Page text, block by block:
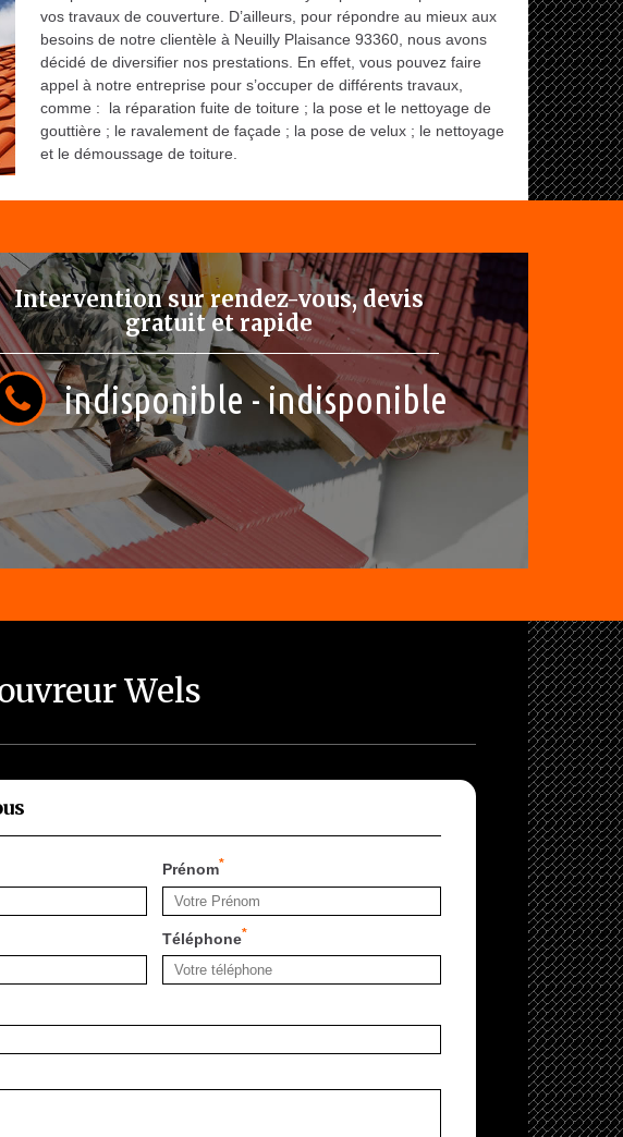
vos travaux de couverture. D’ailleurs, pour répondre au mieux aux
besoins de notre clientèle à Neuilly Plaisance 93360, nous avons
décidé de diversifier nos prestations. En effet, vous pouvez faire
appel à notre entreprise pour s’occuper de différents travaux,
comme : la réparation fuite de toiture ; la pose et le nettoyage de
gouttière ; le ravalement de façade ; la pose de velux ; le nettoyage
et le démoussage de toiture.
Intervention sur rendez-vous, devis
gratuit et rapide
indisponible - indisponible
Wels
Prénom*
Téléphone*